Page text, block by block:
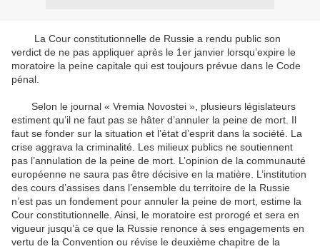
La Cour constitutionnelle de Russie a rendu public son
verdict de ne pas appliquer après le 1er janvier lorsqu’expire le
moratoire la peine capitale qui est toujours prévue dans le Code
pénal.
Selon le journal « Vremia Novostei », plusieurs législateurs
estiment qu’il ne faut pas se hâter d’annuler la peine de mort. Il
faut se fonder sur la situation et l’état d’esprit dans la société. La
crise aggrava la criminalité. Les milieux publics ne soutiennent
pas l’annulation de la peine de mort. L’opinion de la communauté
européenne ne saura pas être décisive en la matière. L’institution
des cours d’assises dans l’ensemble du territoire de la Russie
n’est pas un fondement pour annuler la peine de mort, estime la
Cour constitutionnelle. Ainsi, le moratoire est prorogé et sera en
vigueur jusqu’à ce que la Russie renonce à ses engagements en
vertu de la Convention ou révise le deuxième chapitre de la